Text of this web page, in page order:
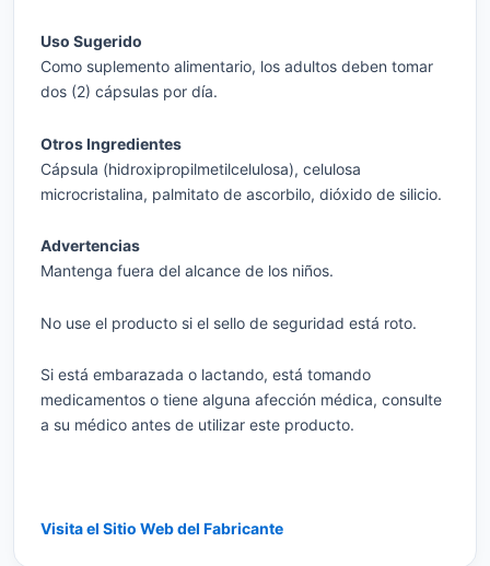
Uso Sugerido
Como suplemento alimentario, los adultos deben tomar
dos (2) cápsulas por día.
Otros Ingredientes
Cápsula (hidroxipropilmetilcelulosa), celulosa
microcristalina, palmitato de ascorbilo, dióxido de silicio.
Advertencias
Mantenga fuera del alcance de los niños.
No use el producto si el sello de seguridad está roto.
Si está embarazada o lactando, está tomando
medicamentos o tiene alguna afección médica, consulte
a su médico antes de utilizar este producto.
Visita el Sitio Web del Fabricante